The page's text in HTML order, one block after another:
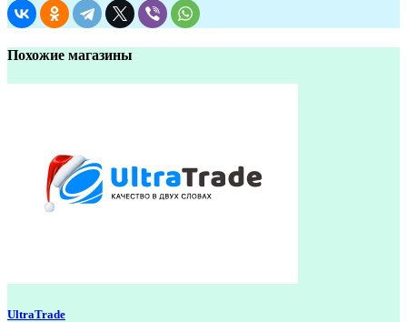
Похожие магазины
UltraTrade